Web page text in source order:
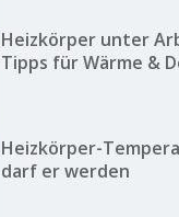
Heizkörper unter
Tipps für Wärme &
Heizkörper-
darf er werden